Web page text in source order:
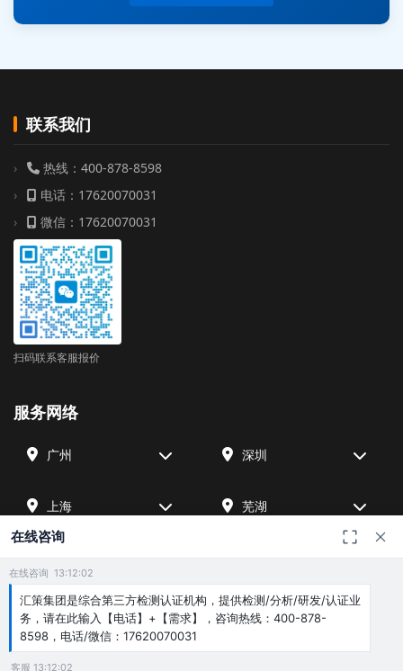
联系我们
热线：400-878-8598
电话：17620070031
微信：17620070031
扫码联系客服报价
服务网络
广州 深圳
上海 芜湖
四川 宁波
北京 武汉
在线咨询
在线咨询 13:12:02
汇策集团是综合第三方检测认证机构，提供检测/分析/研发/认证业
务，请在此输入【电话】+【需求】，咨询热线：400-878-
8598，电话/微信：17620070031
客服 13:12:02